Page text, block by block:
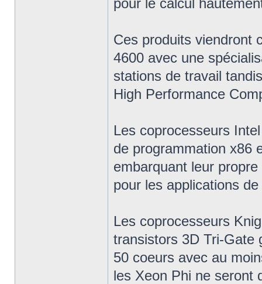
pour le calcul
Ces produits viendront
4600 avec une
stations de travail
High Performance
Les coprocesseurs
de programmation x86
embarquant leur
pour les applications
Les coprocesseurs
transistors 3D Tri-Gate
50 coeurs avec au
les Xeon Phi ne seront